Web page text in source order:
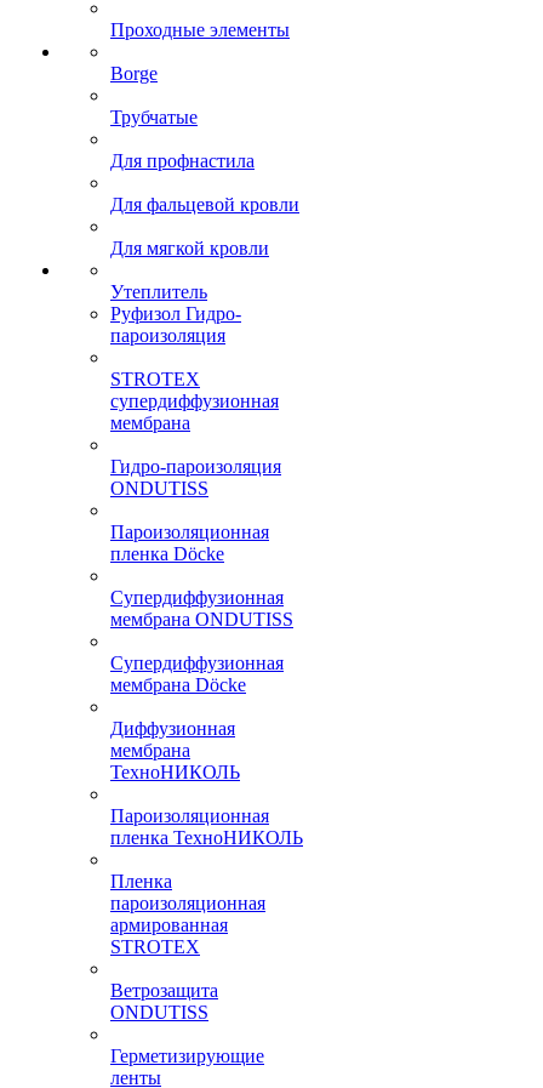
Проходные элементы
Borge
Трубчатые
Для профнастила
Для фальцевой кровли
Для мягкой кровли
Утеплитель
Руфизол Гидро-
пароизоляция
STROTEX
супердиффузионная
мембрана
Гидро-пароизоляция
ONDUTISS
Пароизоляционная
пленка Döcke
Супердиффузионная
мембрана ONDUTISS
Супердиффузионная
мембрана Döcke
Диффузионная
мембрана
ТехноНИКОЛЬ
Пароизоляционная
пленка ТехноНИКОЛЬ
Пленка
пароизоляционная
армированная
STROTEX
Ветрозащита
ONDUTISS
Герметизирующие
ленты